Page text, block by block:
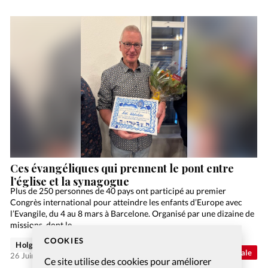
COOKIES
Ce site utilise des cookies pour améliorer
Actualité internationale
Ces évangéliques qui prennent le pont entre
l’église et la synagogue
Plus de 250 personnes de 40 pays ont participé au premier
Congrès international pour atteindre les enfants d’Europe avec
l’Evangile, du 4 au 8 mars à Barcelone. Organisé par une dizaine de
missions, dont le…
Holger Wetjen
26 Juin 2026